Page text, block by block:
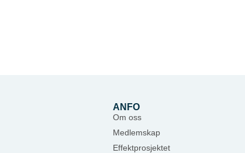
ANFO
Om oss
Medlemskap
Effektprosjektet